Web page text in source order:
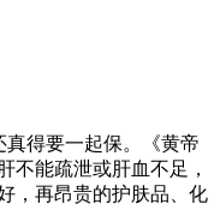
得要一起保。《黄帝
不能疏泄或肝血不足，
，再昂贵的护肤品、化